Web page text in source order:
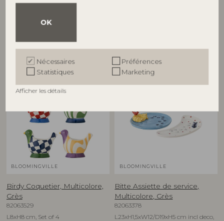
OK
Nécessaires
Préférences
Statistiques
Marketing
Afficher les détails
D16xH1,5 cm, Set of 4
74,90
BLOOMINGVILLE
Birdy Coquetier, Multicolore,
Grès
82063529
L8xH8 cm, Set of 4
BLOOMINGVILLE
Bitte Assiette de service,
Multicolore, Grès
82063378
L23xH1,5xW12/D19xH5 cm incl deco,